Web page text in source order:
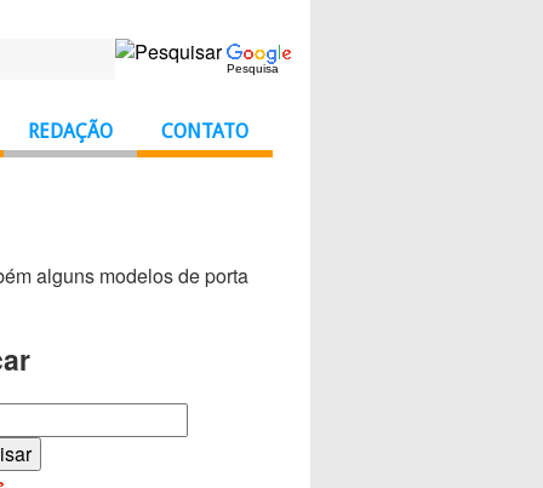
Pesquisa
REDAÇÃO CONTATO
alguns modelos de porta